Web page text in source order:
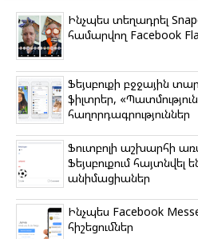
o
k
r
a
m
a
s
s
i
k
i
p
p
Ինչպես տեղադրել
համարվող Facebook
Ֆեյսբուքի բջջային
ֆիլտրեր,
հաղորդագրություններ
Ֆուտբոլի աշխարհի
Ֆեյսբուքում հայտնվել
անիմացիաներ
Ինչպես Facebook
հիշեցումներ